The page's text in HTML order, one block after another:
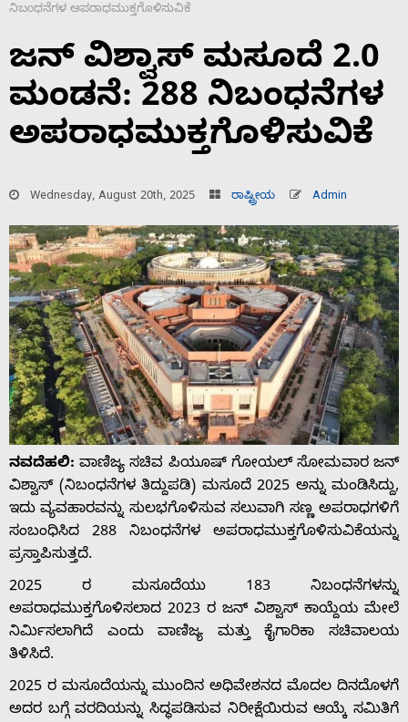
ನಿಬಂಧನೆಗಳ ಅಪರಾಧಮುಕ್ತಗೊಳಿಸುವಿಕೆ
ಜನ್ ವಿಶ್ವಾಸ್ ಮಸೂದೆ 2.0
ಮಂಡನೆ: 288 ನಿಬಂಧನೆಗಳ
ಅಪರಾಧಮುಕ್ತಗೊಳಿಸುವಿಕೆ
Wednesday, August 20th, 2025 ರಾಷ್ಟ್ರೀಯ Admin
ನವದೆಹಲಿ: ವಾಣಿಜ್ಯ ಸಚಿವ ಪಿಯೂಷ್ ಗೋಯಲ್ ಸೋಮವಾರ ಜನ್
ವಿಶ್ವಾಸ್ (ನಿಬಂಧನೆಗಳ ತಿದ್ದುಪಡಿ) ಮಸೂದೆ 2025 ಅನ್ನು ಮಂಡಿಸಿದ್ದು,
ಇದು ವ್ಯವಹಾರವನ್ನು ಸುಲಭಗೊಳಿಸುವ ಸಲುವಾಗಿ ಸಣ್ಣ ಅಪರಾಧಗಳಿಗೆ
ಸಂಬಂಧಿಸಿದ 288 ನಿಬಂಧನೆಗಳ ಅಪರಾಧಮುಕ್ತಗೊಳಿಸುವಿಕೆಯನ್ನು
ಪ್ರಸ್ತಾಪಿಸುತ್ತದೆ.
2025 ರ ಮಸೂದೆಯು 183 ನಿಬಂಧನೆಗಳನ್ನು
ಅಪರಾಧಮುಕ್ತಗೊಳಿಸಲಾದ 2023 ರ ಜನ್ ವಿಶ್ವಾಸ್ ಕಾಯ್ದೆಯ ಮೇಲೆ
ನಿರ್ಮಿಸಲಾಗಿದೆ ಎಂದು ವಾಣಿಜ್ಯ ಮತ್ತು ಕೈಗಾರಿಕಾ ಸಚಿವಾಲಯ
ತಿಳಿಸಿದೆ.
2025 ರ ಮಸೂದೆಯನ್ನು ಮುಂದಿನ ಅಧಿವೇಶನದ ಮೊದಲ ದಿನದೊಳಗೆ
ಅದರ ಬಗ್ಗೆ ವರದಿಯನ್ನು ಸಿದ್ಧಪಡಿಸುವ ನಿರೀಕ್ಷೆಯಿರುವ ಆಯ್ಕೆ ಸಮಿತಿಗೆ